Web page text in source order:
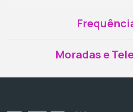
Moradas e